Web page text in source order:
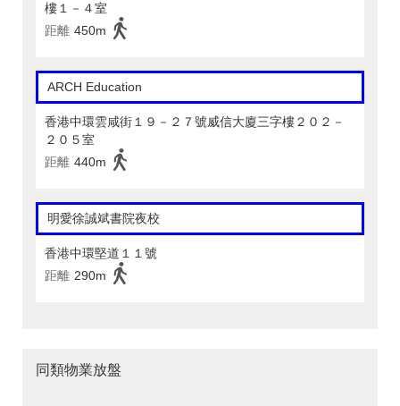
樓１－４室
距離 450m
ARCH Education
香港中環雲咸街１９－２７號威信大廈三字樓２０２－
２０５室
距離 440m
明愛徐誠斌書院夜校
香港中環堅道１１號
距離 290m
同類物業放盤